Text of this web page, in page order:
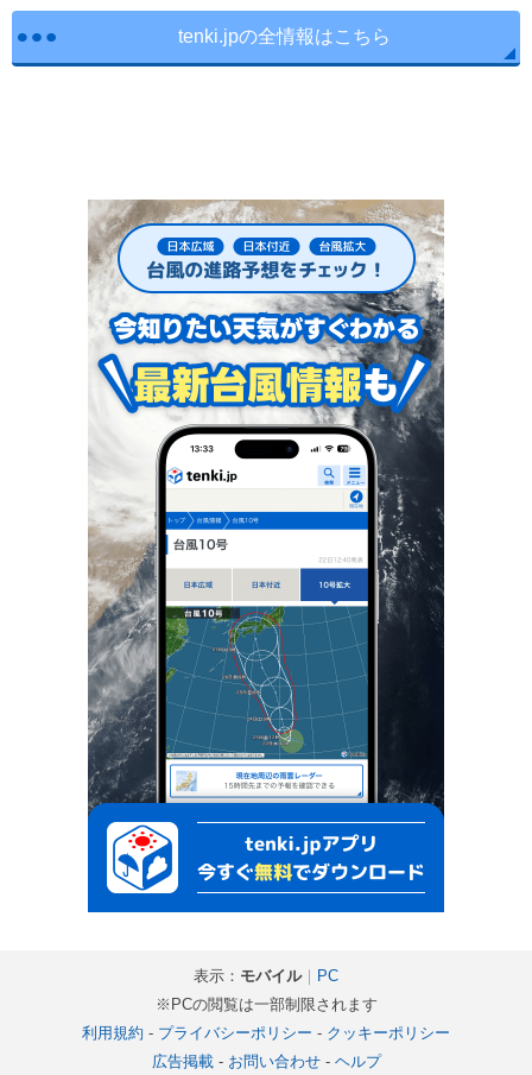
tenki.jpの全情報はこちら
表示： モバイル｜ PC
※PCの閲覧は一部制限されます
利用規約 - プライバシーポリシー - クッキーポリシー
広告掲載- お問い合わせ- ヘルプ